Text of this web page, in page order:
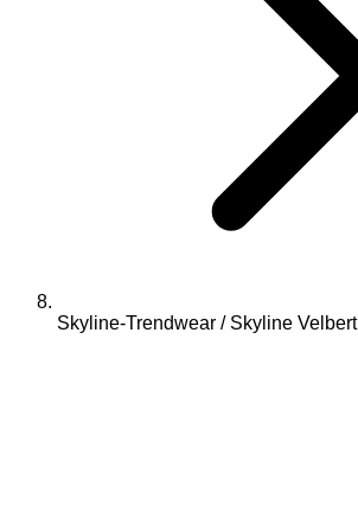
Skyline-Trendwear / Skyline Velbert